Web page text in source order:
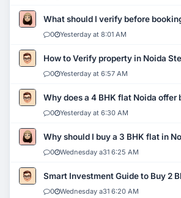
What should I verify before
0 Yesterday at 8:01 AM
How to Verify property in Noida
0 Yesterday at 6:57 AM
Why does a 4 BHK flat Noida offer
0 Yesterday at 6:30 AM
Why should I buy a 3 BHK flat in
0 Wednesday a31 6:25 AM
Smart Investment Guide to Buy 2
0 Wednesday a31 6:20 AM